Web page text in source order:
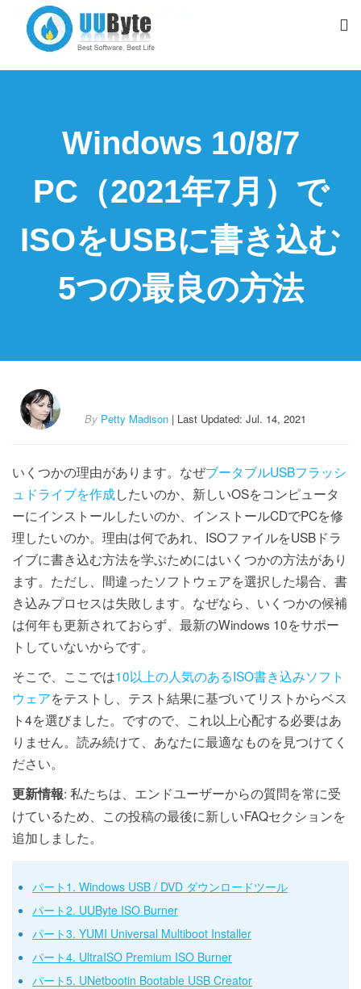
Windows 10/8/7
PC（2021年7月）で
ISOをUSBに書き込む
5つの最良の方法
By Petty Madison | Last Updated: Jul. 14, 2021
いくつかの理由があります。なぜブータブルUSBフラッシ
ュドライブを作成したいのか、新しいOSをコンピュータ
ーにインストールしたいのか、インストールCDでPCを修
理したいのか。理由は何であれ、ISOファイルをUSBドラ
イブに書き込む方法を学ぶためにはいくつかの方法があり
ます。ただし、間違ったソフトウェアを選択した場合、書
き込みプロセスは失敗します。なぜなら、いくつかの候補
は何年も更新されておらず、最新のWindows 10をサポー
トしていないからです。
そこで、ここでは10以上の人気のあるISO書き込みソフト
ウェアをテストし、テスト結果に基づいてリストからベス
ト4を選びました。ですので、これ以上心配する必要はあ
りません。読み続けて、あなたに最適なものを見つけてく
ださい。
更新情報: 私たちは、エンドユーザーからの質問を常に受
けているため、この投稿の最後に新しいFAQセクションを
追加しました。
パート1. Windows USB / DVD ダウンロードツール
パート2. UUByte ISO Burner
パート3. YUMI Universal Multiboot Installer
パート4. UltraISO Premium ISO Burner
パート5. UNetbootin Bootable USB Creator